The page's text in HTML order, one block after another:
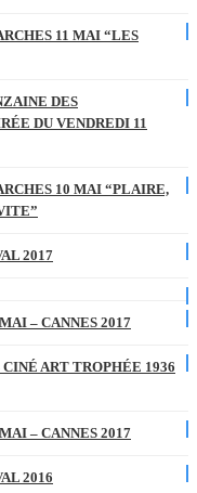
11 MAI “LES
DES
DU VENDREDI 11
10 MAI “PLAIRE,
2017
– CANNES 2017
ART TROPHÉE 1936
– CANNES 2017
2016